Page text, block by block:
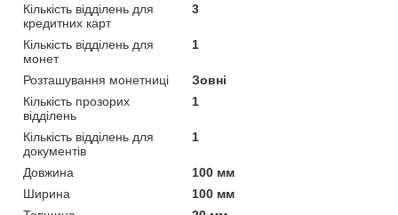
Кількість відділень для
кредитних карт
3
Кількість відділень для
монет
1
Розташування монетниці
Зовні
Кількість прозорих
відділень
1
Кількість відділень для
документів
1
Довжина
100 мм
Ширина
100 мм